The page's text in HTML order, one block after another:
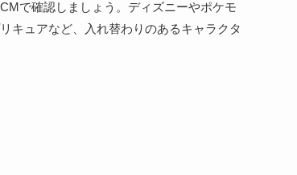
で確認しましょう。ディズニーやポケモ
キュアなど、入れ替わりのあるキャラクタ